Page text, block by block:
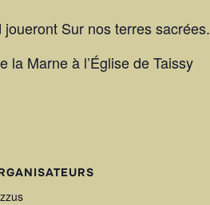
Sur nos terres sacrées.
Marne à l’Église de Taissy